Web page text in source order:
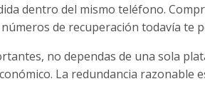
dentro del mismo teléfono.
de recuperación todavía te
no dependas de una sola
La redundancia razonable